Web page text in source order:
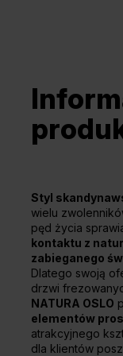
Styl
wielu
pęd życia
kontaktu z
zabieganego
Dlatego swoją
drzwi
NATURA OSLO
elementów
atrakcyjnego
dla klientów